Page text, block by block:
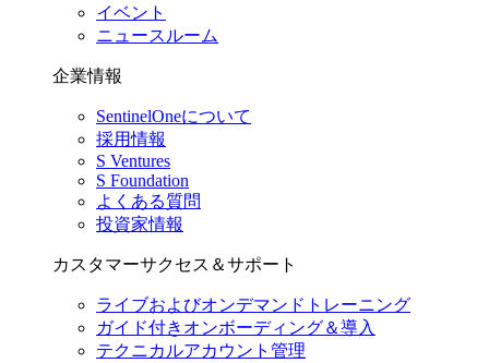
イベント
ニュースルーム
企業情報
SentinelOneについて
採用情報
S Ventures
S Foundation
よくある質問
投資家情報
カスタマーサクセス＆サポート
ライブおよびオンデマンドトレーニング
ガイド付きオンボーディング＆導入
テクニカルアカウント管理